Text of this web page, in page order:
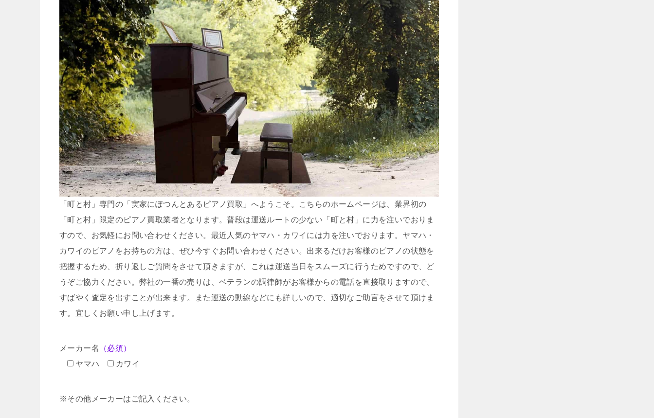
「町と村」専門の「実家にぽつんとあるピアノ買取」へようこそ。こちらのホームページは、業界初の
「町と村」限定のピアノ買取業者となります。普段は運送ルートの少ない「町と村」に力を注いでおりま
すので、お気軽にお問い合わせください。最近人気のヤマハ・カワイには力を注いでおります。ヤマハ・
カワイのピアノをお持ちの方は、ぜひ今すぐお問い合わせください。出来るだけお客様のピアノの状態を
把握するため、折り返しご質問をさせて頂きますが、これは運送当日をスムーズに行うためですので、ど
うぞご協力ください。弊社の一番の売りは、ベテランの調律師がお客様からの電話を直接取りますので、
すばやく査定を出すことが出来ます。また運送の動線などにも詳しいので、適切なご助言をさせて頂けま
す。宜しくお願い申し上げます。
メーカー名
（必須）
ヤマハ
カワイ
※その他メーカーはご記入ください。